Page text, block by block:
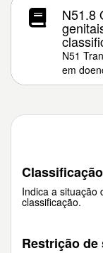
N51.8
N51
em
Classificação
Indica a situação
classificação.
Restrição de